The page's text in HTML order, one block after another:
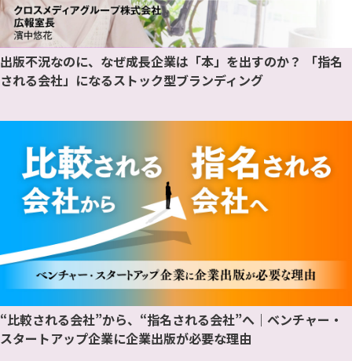
出版不況なのに、なぜ成長企業は「本」を出すのか？ 「指名
される会社」になるストック型ブランディング
“比較される会社”から、“指名される会社”へ｜ベンチャー・
スタートアップ企業に企業出版が必要な理由